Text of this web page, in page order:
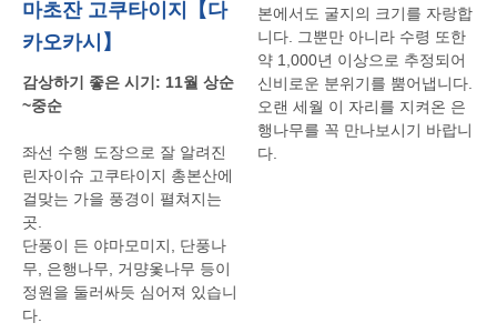
마초잔 고쿠타이지【다
카오카시】
감상하기 좋은 시기 : 11월 상순
~중순
좌선 수행 도장으로 잘 알려진
린자이슈 고쿠타이지 총본산에
걸맞는 가을 풍경이 펼쳐지는
곳
단풍이 든 야마모미지
단풍나
무
은행나무 거먕옻나무 등이
정원을 둘러싸듯 심어져 있습니
다
본에서도 굴지의 크기를 자랑합
니다. 그뿐만 아니라 수령 또한
약1,000년 이상으로 추정되어
신비로운 분위기를 뿜어냅니다.
오랜 세월 이 자리를 지켜온 은
행나무를 꼭 만나보시기 바랍니
다.